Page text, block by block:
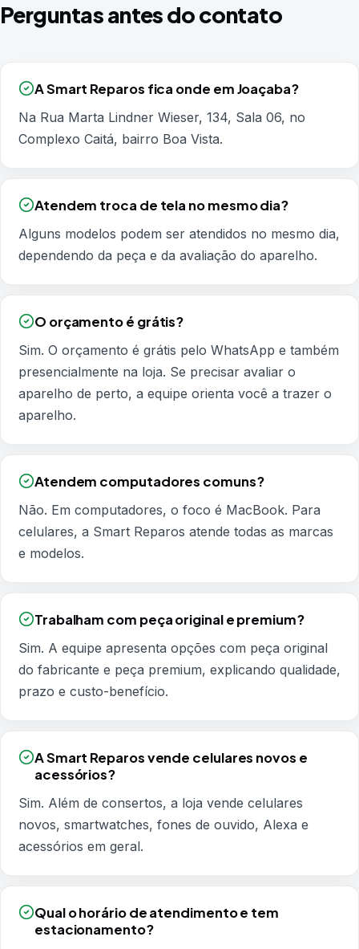
Perguntas antes do contato
A Smart Reparos fica onde em Joaçaba?
Na Rua Marta Lindner Wieser, 134, Sala 06, no
Complexo Caitá, bairro Boa Vista.
Atendem troca de tela no mesmo dia?
Alguns modelos podem ser atendidos no mesmo dia,
dependendo da peça e da avaliação do aparelho.
O orçamento é grátis?
Sim. O orçamento é grátis pelo WhatsApp e também
presencialmente na loja. Se precisar avaliar o
aparelho de perto, a equipe orienta você a trazer o
aparelho.
Atendem computadores comuns?
Não. Em computadores, o foco é MacBook. Para
celulares, a Smart Reparos atende todas as marcas
e modelos.
Trabalham com peça original e premium?
Sim. A equipe apresenta opções com peça original
do fabricante e peça premium, explicando qualidade,
prazo e custo-benefício.
A Smart Reparos vende celulares novos e
acessórios?
Sim. Além de consertos, a loja vende celulares
novos, smartwatches, fones de ouvido, Alexa e
acessórios em geral.
Qual o horário de atendimento e tem
estacionamento?